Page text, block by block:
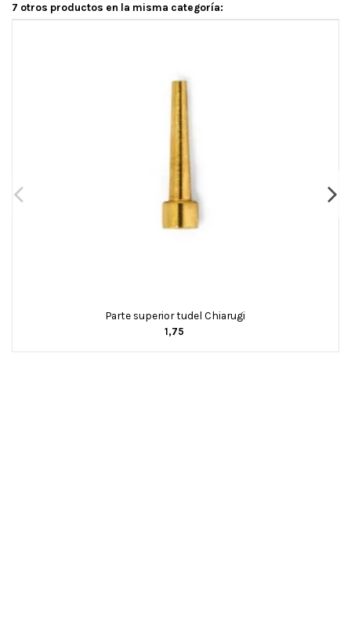
7 otros productos en la misma categoría:
Parte superior tudel Chiarugi
1,75